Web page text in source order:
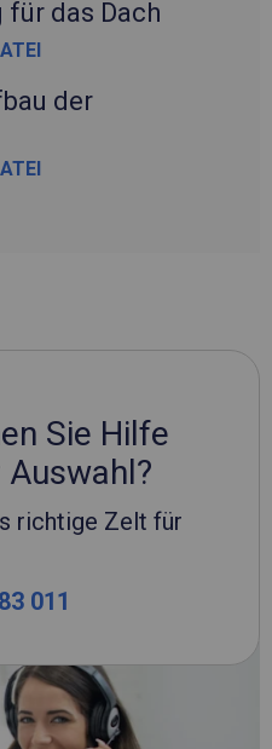
das Dach
der
Sie Hilfe
Auswahl?
richtige Zelt für
011